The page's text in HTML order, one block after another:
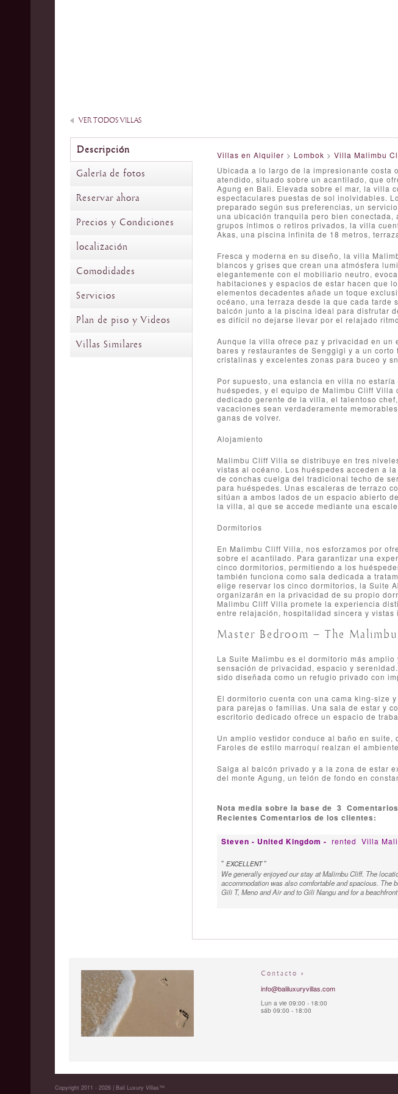
VER TODOS VILLAS
Descripción
Galería de fotos
Reservar ahora
Precios y Condiciones
localización
Comodidades
Servicios
Plan de piso y Videos
Villas Similares
Villas en Alquiler > Lombok > Villa Malimbu
Ubicada a lo largo de la impresionante costa
atendido, situado sobre un acantilado, que
Agung en Bali. Elevada sobre el mar, la villa
espectaculares puestas de sol inolvidables.
preparado según sus preferencias, un
una ubicación tranquila pero bien
grupos íntimos o retiros privados, la villa
Akas, una piscina infinita de 18 metros,
Fresca y moderna en su diseño, la villa
blancos y grises que crean una atmósfera
elegantemente con el mobiliario neutro,
habitaciones y espacios de estar hacen que
elementos decadentes añade un toque
océano, una terraza desde la que cada
balcón junto a la piscina ideal para disfrutar
es difícil no dejarse llevar por el relajado
Aunque la villa ofrece paz y privacidad en
bares y restaurantes de Senggigi y a un
cristalinas y excelentes zonas para buceo y
Por supuesto, una estancia en villa no
huéspedes, y el equipo de Malimbu Cliff Villa
dedicado gerente de la villa, el talentoso
vacaciones sean verdaderamente
ganas de volver.
Alojamiento
Malimbu Cliff Villa se distribuye en tres
vistas al océano. Los huéspedes acceden a
de conchas cuelga del tradicional techo de
para huéspedes. Unas escaleras de terrazo
sitúan a ambos lados de un espacio abierto
la villa, al que se accede mediante una
Dormitorios
En Malimbu Cliff Villa, nos esforzamos por
sobre el acantilado. Para garantizar una
cinco dormitorios, permitiendo a los
también funciona como sala dedicada a
elige reservar los cinco dormitorios, la Suite
organizarán en la privacidad de su propio
Malimbu Cliff Villa promete la experiencia
entre relajación, hospitalidad sincera y
Master Bedroom – The
La Suite Malimbu es el dormitorio más
sensación de privacidad, espacio y
sido diseñada como un refugio privado con
El dormitorio cuenta con una cama king-size
para parejas o familias. Una sala de estar y
escritorio dedicado ofrece un espacio de
Un amplio vestidor conduce al baño en
Faroles de estilo marroquí realzan el
Salga al balcón privado y a la zona de estar
del monte Agung, un telón de fondo en
Nota media sobre la base de 3
Recientes Comentarios de los clientes:
Steven - United Kingdom - rented Villa
" EXCELLENT"
We generally enjoyed our stay at Malimbu Cliff. The
accommodation was also comfortable and spacious. The
Gili T, Meno and Air and to Gili Nangu and for a
Contacto »
info@baliluxuryvillas.com
Lun a vie 09:00 - 18:00
sáb 09:00 - 18:00
Copyright 2011 - 2026 | Bali Luxury Villas™